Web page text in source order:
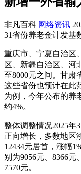
非凡百科 网络资讯
31省份养老金计发基
重庆市、宁夏自治区
区、新疆自治区、河
至8000元之间。甘肃
这些省份也预计在此
为例，今年公布的养
约4%。
整体调整情况2025年
正向增长，多数地区
12434元居首，涨幅
别为9056元、8366元
7570元。